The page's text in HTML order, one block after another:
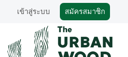
เข้าสู่ระบบ สมัครสมาชิก